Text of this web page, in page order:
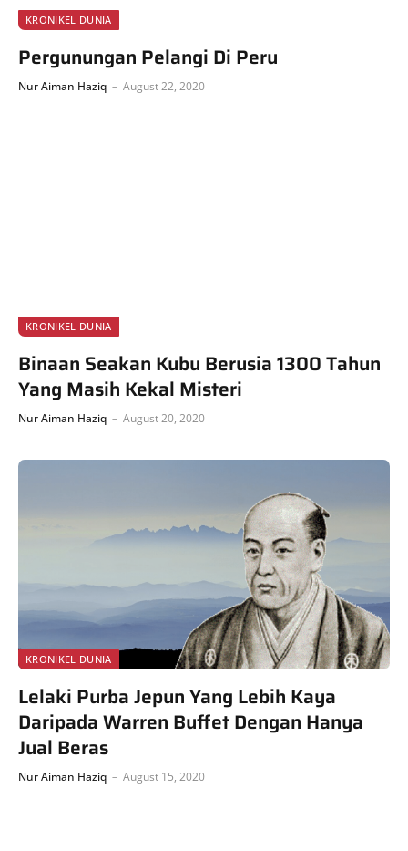
KRONIKEL DUNIA
Pergunungan Pelangi Di Peru
Nur Aiman Haziq August 22, 2020
KRONIKEL DUNIA
Binaan Seakan Kubu Berusia 1300 Tahun
Yang Masih Kekal Misteri
Nur Aiman Haziq August 20, 2020
KRONIKEL DUNIA
Lelaki Purba Jepun Yang Lebih Kaya
Daripada Warren Buffet Dengan Hanya
Jual Beras
Nur Aiman Haziq August 15, 2020